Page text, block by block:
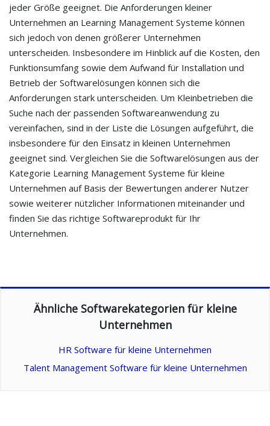
jeder Größe geeignet. Die Anforderungen kleiner
Unternehmen an Learning Management Systeme können
sich jedoch von denen größerer Unternehmen
unterscheiden. Insbesondere im Hinblick auf die Kosten, den
Funktionsumfang sowie dem Aufwand für Installation und
Betrieb der Softwarelösungen können sich die
Anforderungen stark unterscheiden. Um Kleinbetrieben die
Suche nach der passenden Softwareanwendung zu
vereinfachen, sind in der Liste die Lösungen aufgeführt, die
insbesondere für den Einsatz in kleinen Unternehmen
geeignet sind. Vergleichen Sie die Softwarelösungen aus der
Kategorie Learning Management Systeme für kleine
Unternehmen auf Basis der Bewertungen anderer Nutzer
sowie weiterer nützlicher Informationen miteinander und
finden Sie das richtige Softwareprodukt für Ihr
Unternehmen.
Ähnliche Softwarekategorien für kleine
Unternehmen
HR Software für kleine Unternehmen
Talent Management Software für kleine Unternehmen